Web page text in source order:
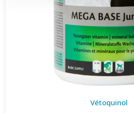
Vétoquinol